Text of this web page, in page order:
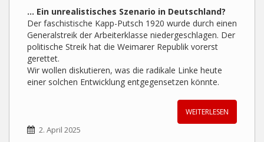
… Ein unrealistisches Szenario in Deutschland?
Der faschistische Kapp-Putsch 1920 wurde durch einen
Generalstreik der Arbeiterklasse niedergeschlagen. Der
politische Streik hat die Weimarer Republik vorerst
gerettet.
Wir wollen diskutieren, was die radikale Linke heute
einer solchen Entwicklung entgegensetzen könnte.
WEITERLESEN
2. April 2025